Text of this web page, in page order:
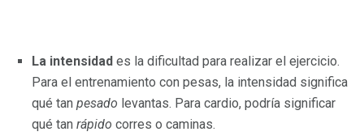
La intensidad es la dificultad para realizar el ejercicio.
Para el entrenamiento con pesas, la intensidad significa
qué tan pesado levantas. Para cardio, podría significar
qué tan rápido corres o caminas.